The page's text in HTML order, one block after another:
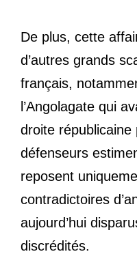
De plus, cette
d’autres grands
français,
l’Angolagate qui
droite
défenseurs
reposent
contradictoires
aujourd’hui
discrédités.